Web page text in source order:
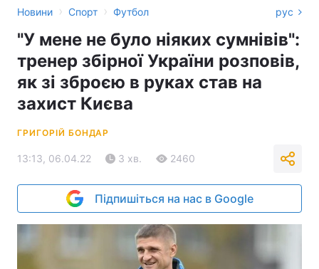
Новини › Спорт › Футбол рус
"У мене не було ніяких сумнівів":
тренер збірної України розповів,
як зі зброєю в руках став на
захист Києва
ГРИГОРІЙ БОНДАР
13:13, 06.04.22 3 хв. 2460
Підпишіться на нас в Google